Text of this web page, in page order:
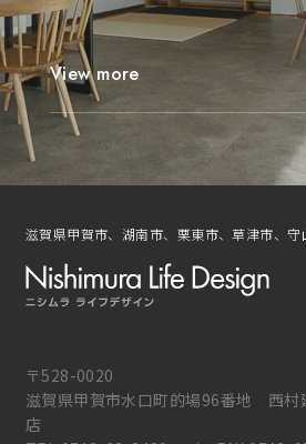
View more
滋賀県甲賀市、湖南市、栗東市、草津市、守
〒528-0020
滋賀県甲賀市水口町的場96番地 西
店